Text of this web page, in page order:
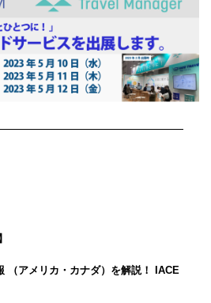
（アメリカ・カナダ）を解説！ IACE